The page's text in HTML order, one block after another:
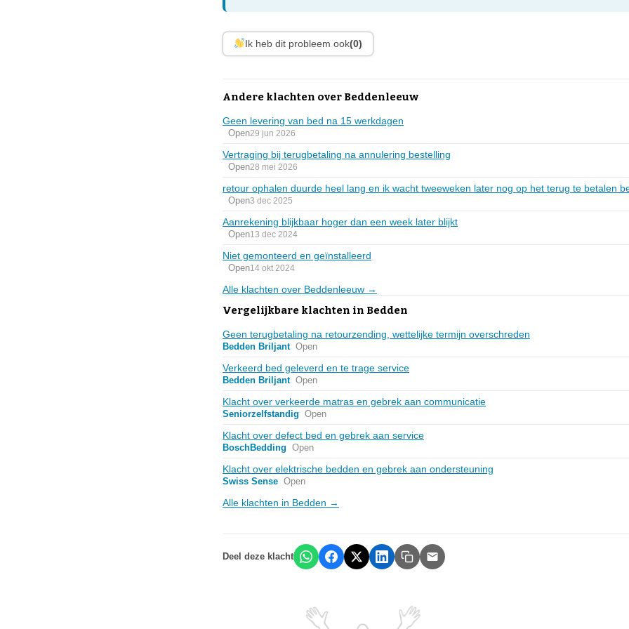
Ik heb dit probleem ook(0)
Andere klachten over Beddenleeuw
Geen levering van bed na 15 werkdagen
Open29 jun 2026
Vertraging bij terugbetaling na annulering bestelling
Open28 mei 2026
retour ophalen duurde heel lang en ik wacht tweeweken later nog op het terug te betalen
Open3 dec 2025
Aanrekening blijkbaar hoger dan een week later blijkt
Open13 dec 2024
Niet gemonteerd en geïnstalleerd
Open14 okt 2024
Alle klachten over Beddenleeuw →
Vergelijkbare klachten in Bedden
Geen terugbetaling na retourzending, wettelijke termijn overschreden
Bedden Briljant Open
Verkeerd bed geleverd en te trage service
Bedden Briljant Open
Klacht over verkeerde matras en gebrek aan communicatie
Seniorzelfstandig Open
Klacht over defect bed en gebrek aan service
BoschBedding Open
Klacht over elektrische bedden en gebrek aan ondersteuning
Swiss Sense Open
Alle klachten in Bedden →
Deel deze klacht